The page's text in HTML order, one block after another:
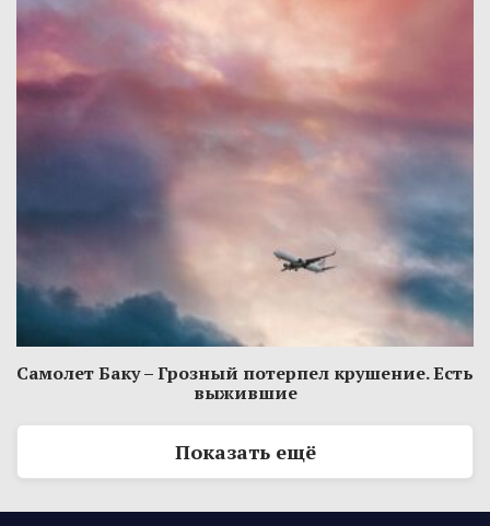
Самолет Баку – Грозный потерпел крушение. Есть
выжившие
Показать ещё